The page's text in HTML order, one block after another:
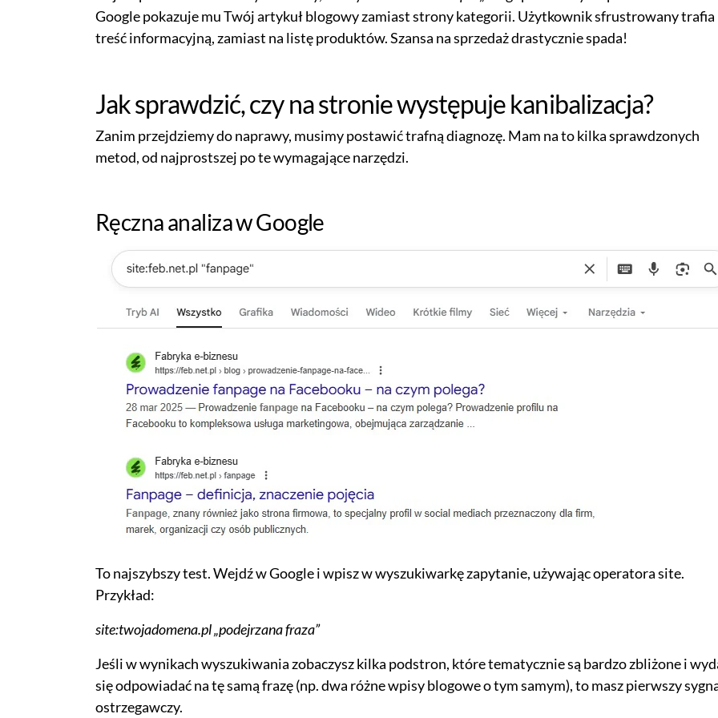
Google pokazuje mu Twój artykuł blogowy zamiast strony kategorii. Użytkownik sfrustrowany trafia
treść informacyjną, zamiast na listę produktów. Szansa na sprzedaż drastycznie spada!
Jak sprawdzić, czy na stronie występuje kanibalizacja?
Zanim przejdziemy do naprawy, musimy postawić trafną diagnozę. Mam na to kilka sprawdzonych
metod, od najprostszej po te wymagające narzędzi.
Ręczna analiza w Google
To najszybszy test. Wejdź w Google i wpisz w wyszukiwarkę zapytanie, używając operatora site.
Przykład:
site:twojadomena.pl „podejrzana fraza”
Jeśli w wynikach wyszukiwania zobaczysz kilka podstron, które tematycznie są bardzo zbliżone i
się odpowiadać na tę samą frazę (np. dwa różne wpisy blogowe o tym samym), to masz pierwszy
ostrzegawczy.